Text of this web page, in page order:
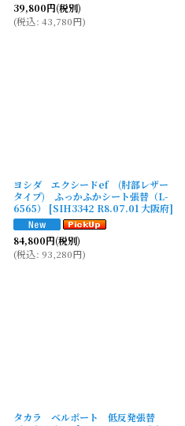
39,800円(税別)
(税込: 43,780円)
ヨシダ エクシードef (肘部レザー
タイプ) ふっかふかシート張替（L-
6565）
[SIH3342 R8.07.01 大阪府]
84,800円(税別)
(税込: 93,280円)
タカラ ベルポート 低反発張替